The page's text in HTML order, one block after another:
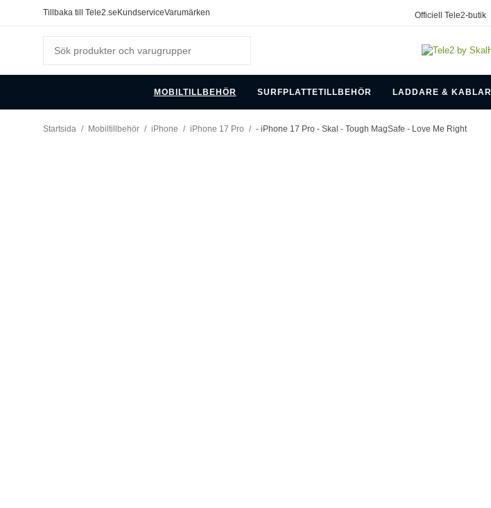
Tillbaka till Tele2.se KundserviceVarumärken Officiell Tele2-butik
MOBILTILLBEHÖR SURFPLATTETILLBEHÖR LADDARE & KABLAR
Startsida / Mobiltillbehör / iPhone / iPhone 17 Pro / - iPhone 17 Pro - Skal - Tough MagSafe - Love Me Right